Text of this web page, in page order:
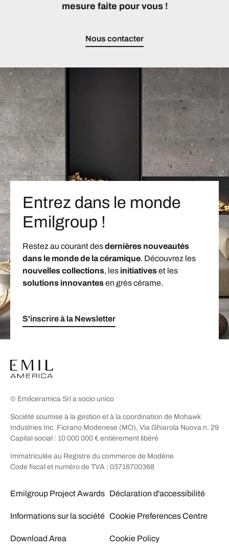
mesure faite pour vous !
Nous contacter
Entrez dans le monde
Emilgroup !
Restez au courant desdernières nouveautés
dans le monde de la céramique. Découvrez les
nouvelles collections, les initiativeset les
solutions innovantesen grès cérame.
S'inscrire à la Newsletter
© Emilceramica Srl a socio unico
Société soumise à la gestion et à la coordination de Mohawk
Industries Inc. Fiorano Modenese (MO), Via Ghiarola Nuova n. 29
Capital social : 10 000 000 € entièrement libéré
Immatriculée au Registre du commerce de Modène
Code fiscal et numéro de TVA : 03716700368
Emilgroup Project Awards
Informations sur la société
Download Area
Déclaration d'accessibilité
Cookie Preferences Centre
Cookie Policy